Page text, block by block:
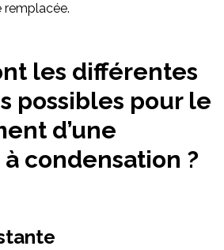
les différentes
possibles pour le
d’une
condensation ?